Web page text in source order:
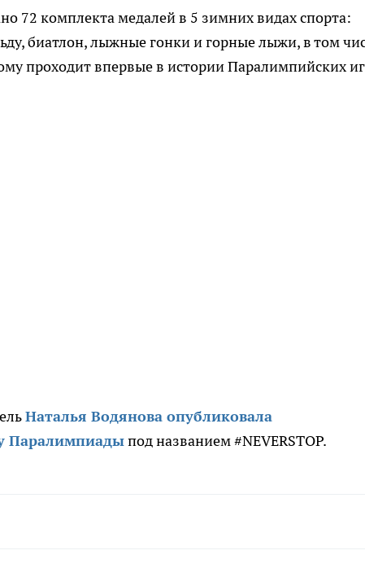
72 комплекта медалей в 5 зимних видах спорта:
биатлон, лыжные гонки и горные лыжи, в том
проходит впервые в истории Паралимпийских
Наталья Водянова опубликовала
Паралимпиадыпод названием #NEVERSTOP.